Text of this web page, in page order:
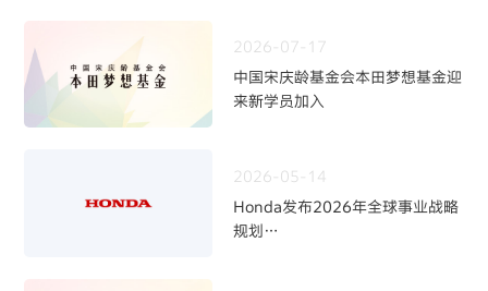
2026-07-17
中国宋庆龄基金会本田梦想基金迎
来新学员加入
2026-05-14
Honda发布2026年全球事业战略
规划